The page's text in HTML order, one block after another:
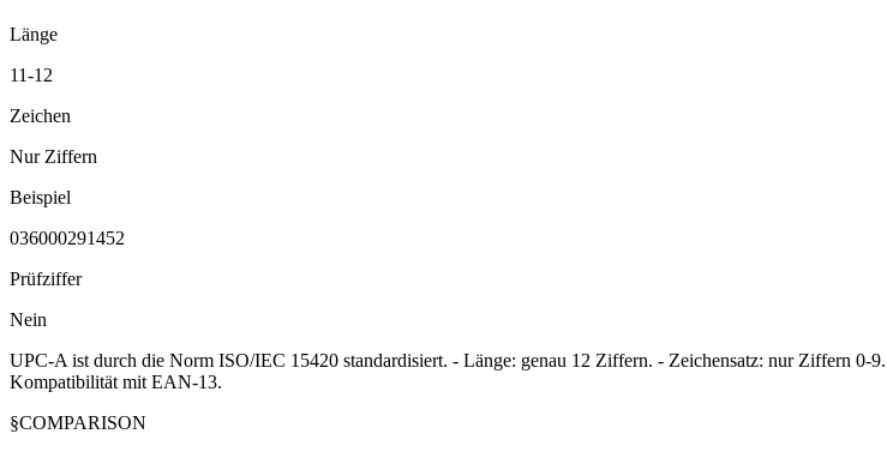
Länge
11-12
Zeichen
Nur Ziffern
Beispiel
036000291452
Prüfziffer
Nein
UPC-A ist durch die Norm ISO/IEC 15420 standardisiert. - Länge: genau 12 Ziffern. - Zeichensatz: nur Ziffern
Kompatibilität mit EAN-13.
§COMPARISON